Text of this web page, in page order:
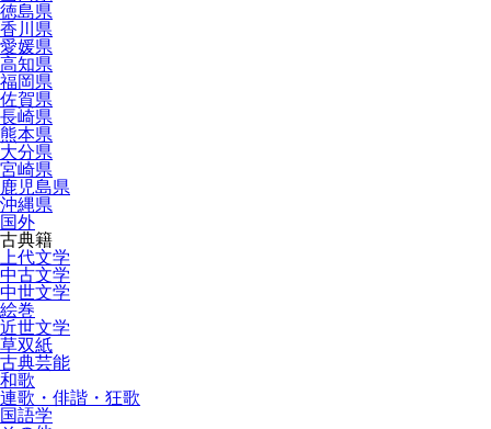
徳島県
香川県
愛媛県
高知県
福岡県
佐賀県
長崎県
熊本県
大分県
宮崎県
鹿児島県
沖縄県
国外
古典籍
上代文学
中古文学
中世文学
絵巻
近世文学
草双紙
古典芸能
和歌
連歌・俳諧・狂歌
国語学